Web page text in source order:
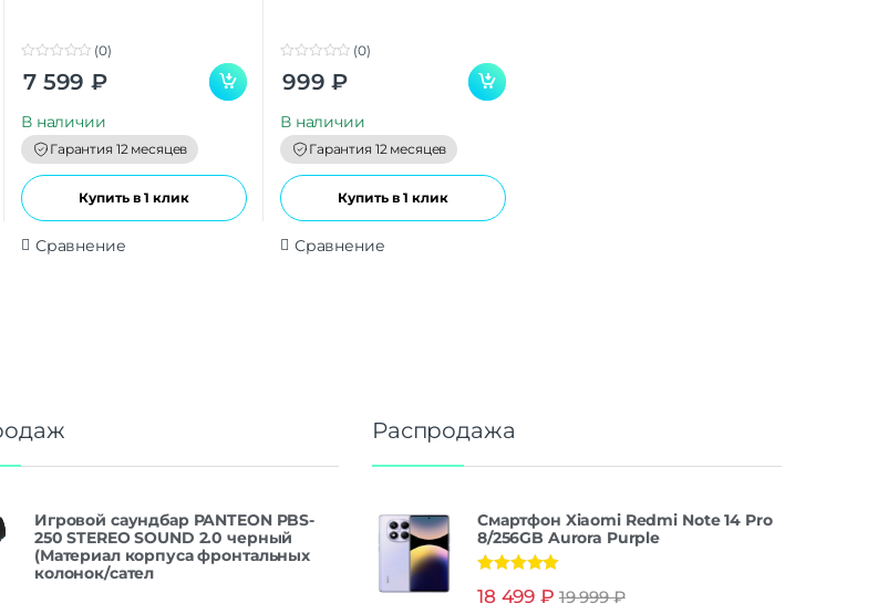
o
o
(0)
7 599 ₽
В наличии
Гарантия 12 месяцев
Купить в 1 клик
Сравнение
o
o
(0)
999 ₽
В наличии
Гарантия 12 месяцев
Купить в 1 клик
Сравнение
Игровой саундбар PANTEON PBS-
250 STEREO SOUND 2.0 черный
(Материал корпуса фронтальных
колонок/сател
Распродажа
Смартфон Xiaomi Redmi Note 14 Pro
8/256GB Aurora Purple
из 5
18 499 ₽ 19 999₽